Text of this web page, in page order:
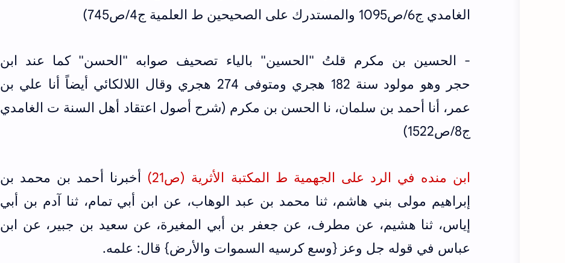
الغامدي ج6/ص1095 والمستدرك على الصحيحين ط العلمية ج4/ص745)
- الحسين بن مكرم قلتُ "الحسين" بالياء تصحيف صوابه "الحسن" كما عند ابن
حجر وهو مولود سنة 182 هجري ومتوفى 274 هجري وقال اللالكائي أيضاً أنا علي بن
عمر، أنا أحمد بن سلمان، نا الحسن بن مكرم (شرح أصول اعتقاد أهل السنة ت الغامدي
ج8/ص1522)
ابن منده في الرد على الجهمية ط المكتبة الأثرية (ص21)
أخبرنا أحمد بن محمد بن
إبراهيم مولى بني هاشم، ثنا محمد بن عبد الوهاب، عن ابن أبي تمام، ثنا آدم بن أبي
إياس، ثنا هشيم، عن مطرف، عن جعفر بن أبي المغيرة، عن سعيد بن جبير، عن ابن
عباس في قوله جل وعز {وسع كرسيه السموات والأرض} قال: علمه.